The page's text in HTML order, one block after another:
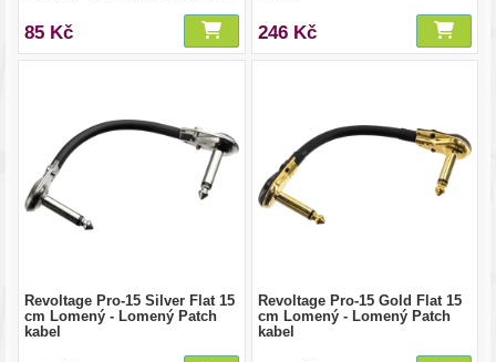
85 Kč 246 Kč
Revoltage Pro-15 Silver Flat 15
cm Lomený - Lomený Patch
kabel
Revoltage Pro-15 Gold Flat 15
cm Lomený - Lomený Patch
kabel